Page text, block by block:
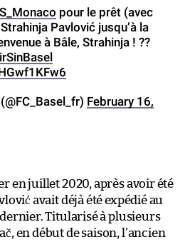
pour le prêt (avec
Pavlović jusqu’à la
à Bâle, Strahinja ! ??
February 16,
en juillet 2020, après avoir été
avait déjà été expédié au
Titularisé à plusieurs
en début de saison, l’ancien